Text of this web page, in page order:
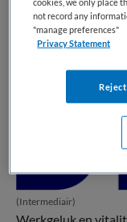
vacatures die voor
(Intermediair)
not record any
"manage preferences"
Privacy Statement